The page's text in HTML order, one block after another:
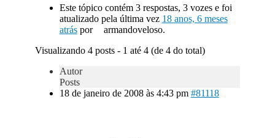
Este tópico contém 3 respostas, 3 vozes e foi
atualizado pela última vez 18 anos, 6 meses
atráspor
armandoveloso.
Visualizando 4 posts - 1 até 4 (de 4 do total)
Autor
Posts
18 de janeiro de 2008 às 4:43 pm #81118